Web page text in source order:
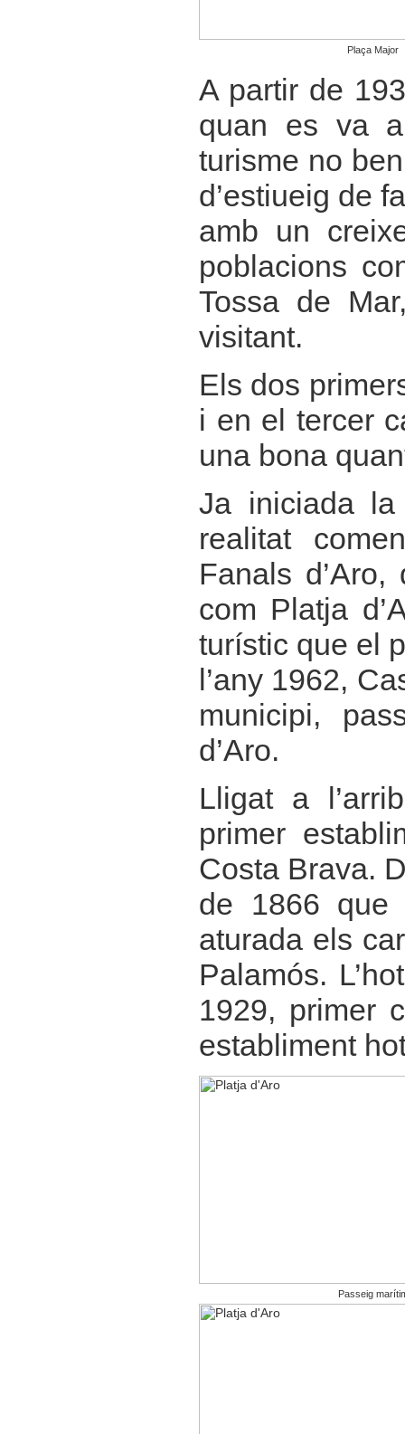
Plaça Major
A partir de
quan es va
turisme no
d’estiueig de
amb un
poblacions
Tossa de
visitant.
Els dos
i en el tercer
una bona
Ja iniciada
realitat
Fanals
com Platja
turístic que el
l’any 1962,
municipi,
d’Aro.
Lligat a
primer
Costa Brava.
de 1866 que
aturada els
Palamós.
1929, primer
establiment
Passeig